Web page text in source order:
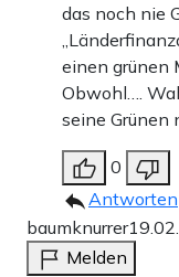
das noch nie
einen grünen
Obwohl….
seine Grünen
0
Antworten
baumknurrer
Melden